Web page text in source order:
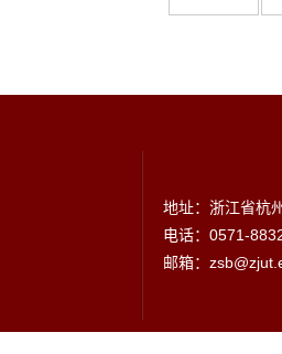
地址：浙江省杭
电话：0571-
邮箱：